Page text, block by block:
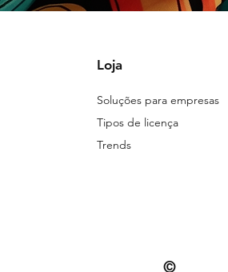
Loja
Soluções para empresas
Tipos de licença
Trends
©